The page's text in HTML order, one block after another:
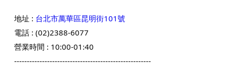
地址 : 台北市萬華區昆明街101號
電話 : (02)2388-6077
營業時間 : 10:00-01:40
------------------------------------------------------